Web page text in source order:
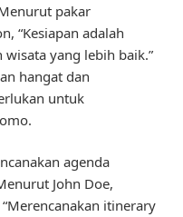
pakar
“Kesiapan adalah
yang lebih baik.”
hangat dan
untuk
agenda
John Doe,
itinerary